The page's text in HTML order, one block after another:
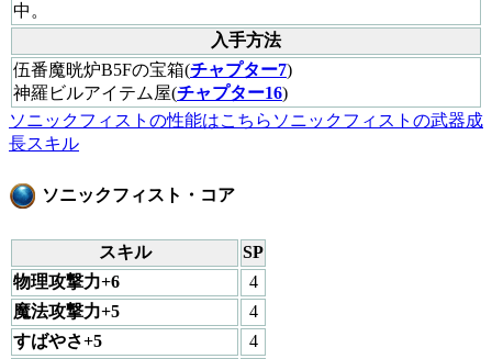
中。
入手方法
伍番魔晄炉B5Fの宝箱(チャプター7)
神羅ビルアイテム屋(チャプター16)
ソニックフィストの性能はこちら ソニックフィストの武器成
長スキル
ソニックフィスト・コア
スキル
SP
物理攻撃力+6
4
魔法攻撃力+5
4
すばやさ+5
4